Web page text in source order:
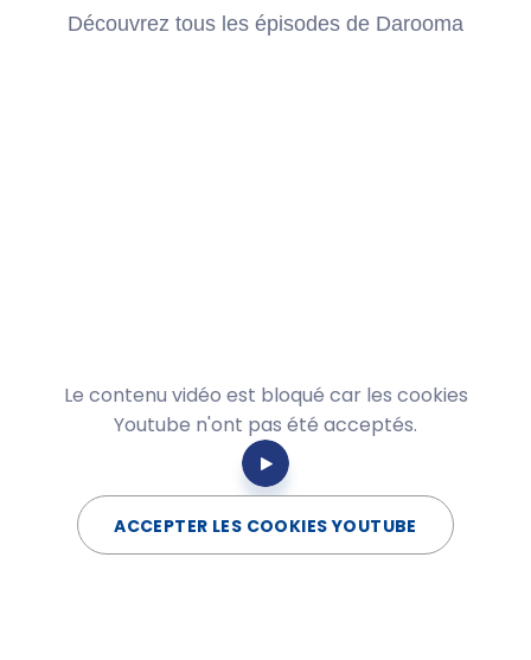
Découvrez tous les épisodes de Darooma
Le contenu vidéo est bloqué car les cookies
Youtube n'ont pas été acceptés.
ACCEPTER LES COOKIES YOUTUBE